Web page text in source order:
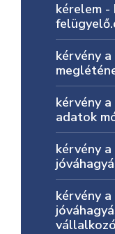
Önkormányzat
kérelem -
kérvény
kérvény
adatok
kérvény
kérvény